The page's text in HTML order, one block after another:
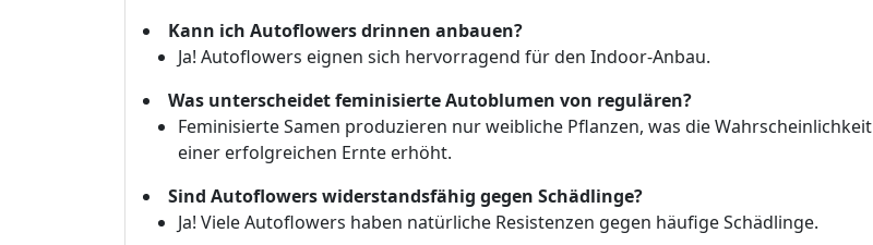
Kann ich Autoflowers drinnen anbauen?
Ja! Autoflowers eignen sich hervorragend für den Indoor-Anbau.
Was unterscheidet feminisierte Autoblumen von regulären?
Feminisierte Samen produzieren nur weibliche Pflanzen, was die Wahrscheinlichkeit
einer erfolgreichen Ernte erhöht.
Sind Autoflowers widerstandsfähig gegen Schädlinge?
Ja! Viele Autoflowers haben natürliche Resistenzen gegen häufige Schädlinge.